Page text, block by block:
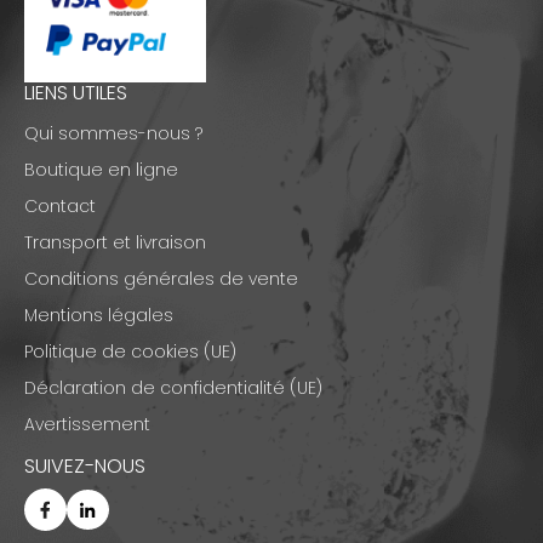
LIENS UTILES
Qui sommes-nous ?
Boutique en ligne
Contact
Transport et livraison
Conditions générales de vente
Mentions légales
Politique de cookies (UE)
Déclaration de confidentialité (UE)
Avertissement
SUIVEZ-NOUS